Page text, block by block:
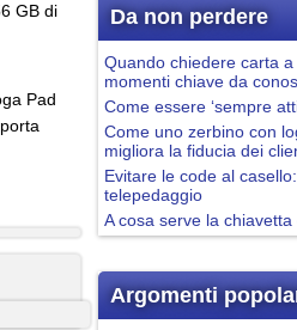
GB di
Pad
Da non perdere
Quando chiedere carta a
momenti chiave da
Come essere ‘sempre
Come uno zerbino con
migliora la fiducia dei
Evitare le code al
telepedaggio
A cosa serve la
Argomenti